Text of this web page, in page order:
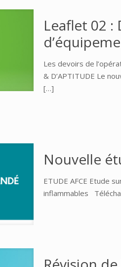
Leaflet 02
Les devoirs de
& D’APTITUDE Le
[…]
Nouvelle
ETUDE AFCE Etude
inflammables